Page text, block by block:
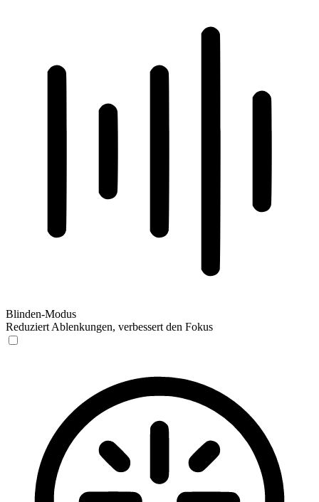
Blinden-Modus
Reduziert Ablenkungen, verbessert den Fokus